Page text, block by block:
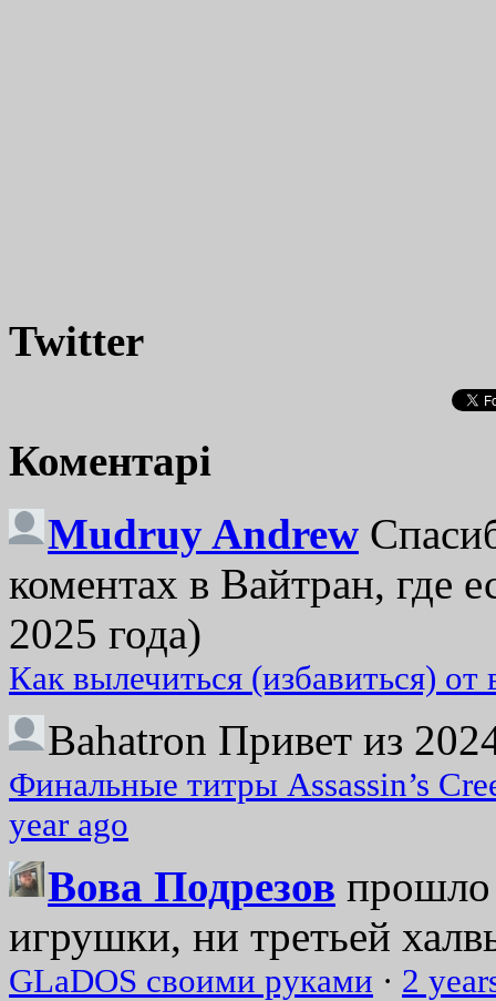
Twitter
Коментарі
Mudruy Andrew
коментах в Вайтран, где
2025 года)
Как вылечиться (избавиться)
Bahatron Привет из
Финальные титры Assassin’s
year ago
Вова Подрезов прошло
игрушки, ни третьей
GLaDOS своими руками · 2